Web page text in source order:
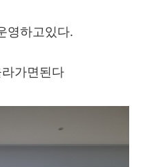
영하고있다.
가면된다